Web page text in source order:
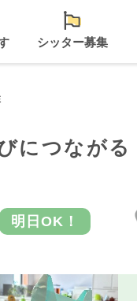
シッター募集
につながる
明日OK！